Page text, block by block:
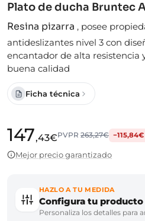
Plato de ducha Bruntec
Resina pizarra , posee
antideslizantes nivel 3 con
encantador de alta resistencia
buena calidad
Ficha técnica
147,43€PVPR263,27€
Mejor precio garantizado
HAZLO A TU MEDIDA
Configura tu producto
Personaliza los detalles para